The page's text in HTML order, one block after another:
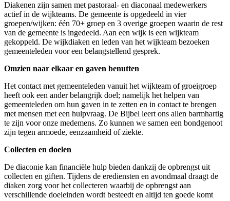
Diakenen zijn samen met pastoraal- en diaconaal medewerkers
actief in de wijkteams. De gemeente is opgedeeld in vier
groepen/wijken: één 70+ groep en 3 overige groepen waarin de rest
van de gemeente is ingedeeld. Aan een wijk is een wijkteam
gekoppeld. De wijkdiaken en leden van het wijkteam bezoeken
gemeenteleden voor een belangstellend gesprek.
Omzien naar elkaar en gaven benutten
Het contact met gemeenteleden vanuit het wijkteam of groeigroep
heeft ook een ander belangrijk doel; namelijk het helpen van
gemeenteleden om hun gaven in te zetten en in contact te brengen
met mensen met een hulpvraag. De Bijbel leert ons allen barmhartig
te zijn voor onze medemens. Zo kunnen we samen een bondgenoot
zijn tegen armoede, eenzaamheid of ziekte.
Collecten en doelen
De diaconie kan financiële hulp bieden dankzij de opbrengst uit
collecten en giften. Tijdens de erediensten en avondmaal draagt de
diaken zorg voor het collecteren waarbij de opbrengst aan
verschillende doeleinden wordt besteedt en altijd ten goede komt